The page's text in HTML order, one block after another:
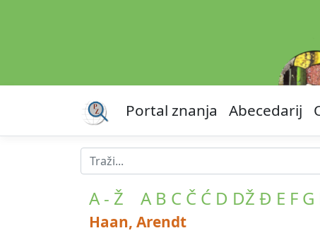
Portal znanja Abecedarij
A - Ž A B C Č Ć D DŽ Đ E F G
Haan, Arendt